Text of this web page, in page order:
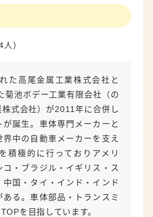
）
た高尾金属工業株式会社と
菊池ボデー工業有限会社（の
式会社）が2011年に合併し
誕生。車体専門メーカーと
界中の自動車メーカーを支え
積極的に行っておりアメリ
コ・ブラジル・イギリス・ス
中国・タイ・インド・インド
ある。車体部品・トランスミ
を目指しています。